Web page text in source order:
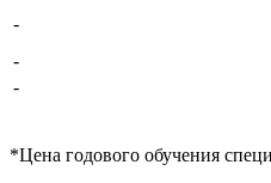
-
-
-
*Цена годового обучения